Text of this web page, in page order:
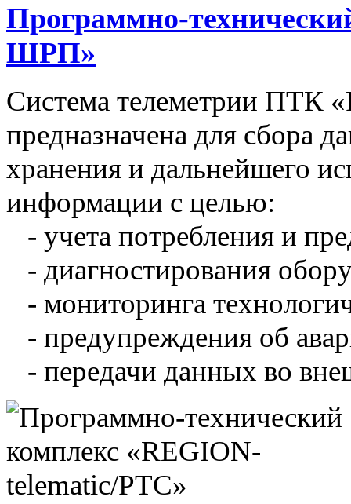
Программно-
ШРП»
Система телеметрии ПТК
предназначена для сбора
хранения и дальнейшего
информации с целью:
- учета потребления и
- диагностирования
- мониторинга
- предупреждения об
- передачи данных во